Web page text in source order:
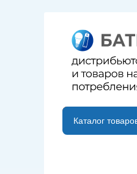
B2B портал
Каталог